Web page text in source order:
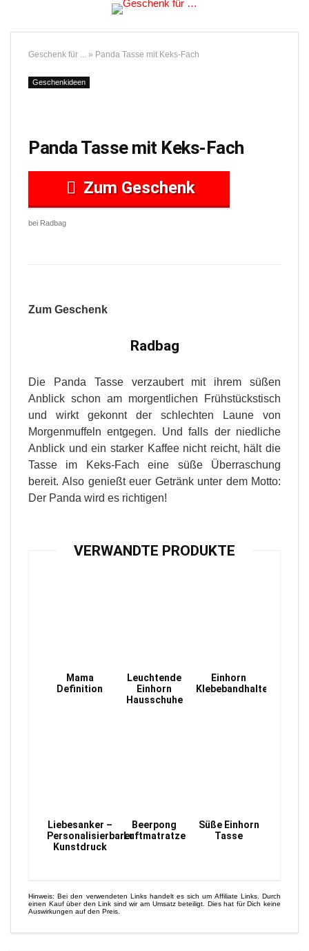
Geschenk für ... » Panda Tasse mit Keks-Fach
Geschenkideen
Panda Tasse mit Keks-Fach
Zum Geschenk
bei Radbag
Zum Geschenk
Radbag
Die Panda Tasse verzaubert mit ihrem süßen
Anblick schon am morgentlichen Frühstückstisch
und wirkt gekonnt der schlechten Laune von
Morgenmuffeln entgegen. Und falls der niedliche
Anblick und ein starker Kaffee nicht reicht, hält die
Tasse im Keks-Fach eine süße Überraschung
bereit. Also genießt euer Getränk unter dem Motto:
Der Panda wird es richtigen!
VERWANDTE PRODUKTE
Mama
Definition
Leuchtende
Einhorn
Hausschuhe
Einhorn
Klebebandhalter
Liebesanker –
Personalisierbarer
Kunstdruck
Beerpong
Luftmatratze
Süße Einhorn
Tasse
Hinweis: Bei den verwendeten Links handelt es sich um Affiliate Links. Durch
einen Kauf über den Link sind wir am Umsatz beteiligt. Dies hat für Dich keine
Auswirkungen auf den Preis.